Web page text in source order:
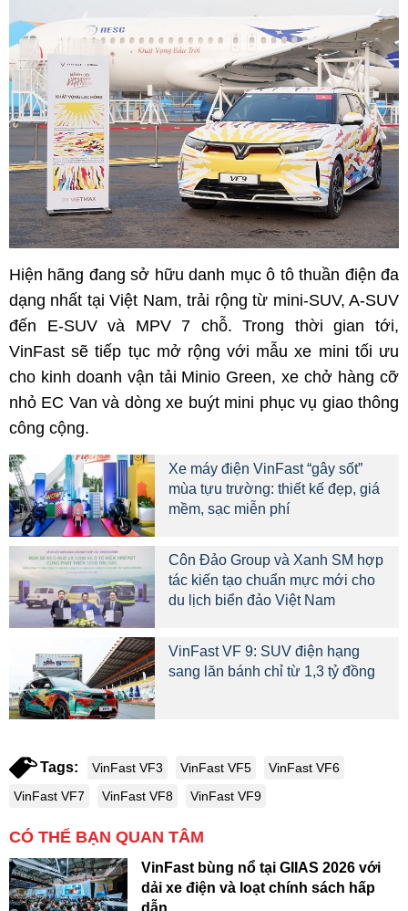
Hiện hãng đang sở hữu danh mục ô tô thuần điện đa
dạng nhất tại Việt Nam, trải rộng từ mini-SUV, A-SUV
đến E-SUV và MPV 7 chỗ. Trong thời gian tới,
VinFast sẽ tiếp tục mở rộng với mẫu xe mini tối ưu
cho kinh doanh vận tải Minio Green, xe chở hàng cỡ
nhỏ EC Van và dòng xe buýt mini phục vụ giao thông
công cộng.
Xe máy điện VinFast “gây sốt”
mùa tựu trường: thiết kế đẹp, giá
mềm, sạc miễn phí
Côn Đảo Group và Xanh SM hợp
tác kiến tạo chuẩn mực mới cho
du lịch biển đảo Việt Nam
VinFast VF 9: SUV điện hạng
sang lăn bánh chỉ từ 1,3 tỷ đồng
Tags: VinFast VF3 VinFast VF5
VinFast VF6
VinFast VF7
VinFast VF8 VinFast VF9
CÓ THỂ BẠN QUAN TÂM
VinFast bùng nổ tại GIIAS 2026 với
dải xe điện và loạt chính sách hấp
dẫn